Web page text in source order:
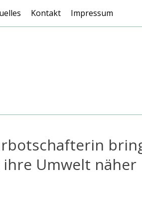
Kontakt Impressum
Umwelt näher